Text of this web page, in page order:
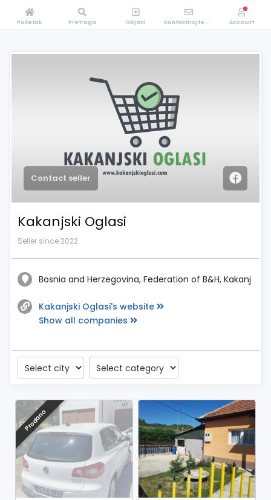
Contact seller
Kakanjski Oglasi
Seller since 2022
Bosnia and Herzegovina, Federation of B&H, Kakanj
Kakanjski Oglasi's website
Show all companies
Prodano
Početak Pretraga Objavi Kontaktirajte Nas Account